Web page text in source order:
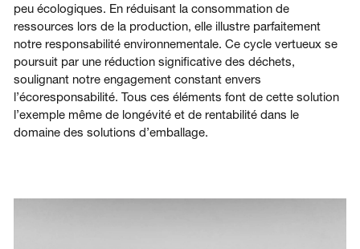
peu écologiques. En réduisant la consommation de
ressources lors de la production, elle illustre parfaitement
notre responsabilité environnementale. Ce cycle vertueux se
poursuit par une réduction significative des déchets,
soulignant notre engagement constant envers
l’écoresponsabilité. Tous ces éléments font de cette solution
l’exemple même de longévité et de rentabilité dans le
domaine des solutions d’emballage.